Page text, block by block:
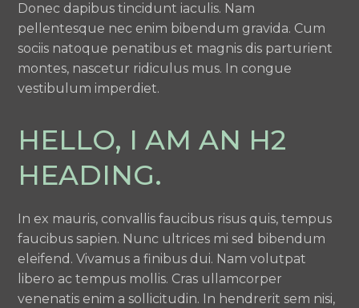
Donec dapibus tincidunt iaculis. Nam
pellentesque nec enim bibendum gravida. Cum
sociis natoque penatibus et magnis dis parturient
montes, nascetur ridiculus mus. In congue
vestibulum imperdiet.
HELLO, I AM AN H2
HEADING.
In ex mauris, convallis faucibus risus quis, tempus
faucibus sapien. Nunc ultrices mi sed bibendum
eleifend. Vivamus a finibus dui. Nam volutpat
libero ac tempus mollis. Cras ullamcorper
venenatis enim a sollicitudin. In hendrerit sem nisi,